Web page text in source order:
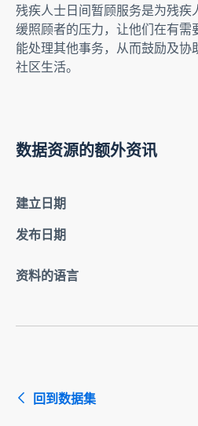
残疾人士日间暂顾服务是为残疾
缓照顾者的压力，让他们在有需
能处理其他事务，从而鼓励及协
社区生活。
数据资源的额外资讯
建立日期
发布日期
资料的语言
回到数据集